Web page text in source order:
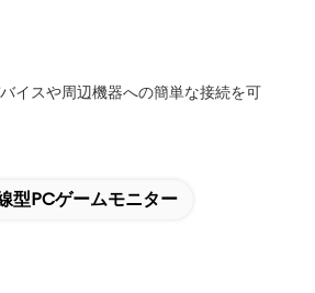
イスや周辺機器への簡単な接続を可
型PCゲームモニター